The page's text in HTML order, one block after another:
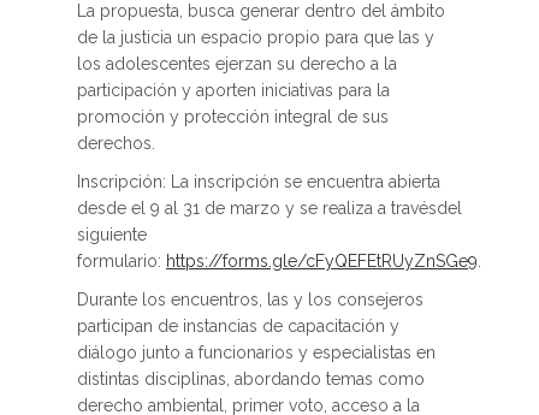
La propuesta, busca generar dentro del ámbito
de la justicia un espacio propio para que las y
los adolescentes ejerzan su derecho a la
participación y aporten iniciativas para la
promoción y protección integral de sus
derechos.
Inscripción: La inscripción se encuentra abierta
desde el 9 al 31 de marzo y se realiza a travésdel
siguiente
formulario: https://forms.gle/cFyQEFEtRUyZnSGe9
Durante los encuentros, las y los consejeros
participan de instancias de capacitación y
diálogo junto a funcionarios y especialistas en
distintas disciplinas, abordando temas como
derecho ambiental, primer voto, acceso a la